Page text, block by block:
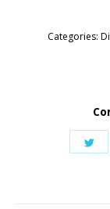
Categories: